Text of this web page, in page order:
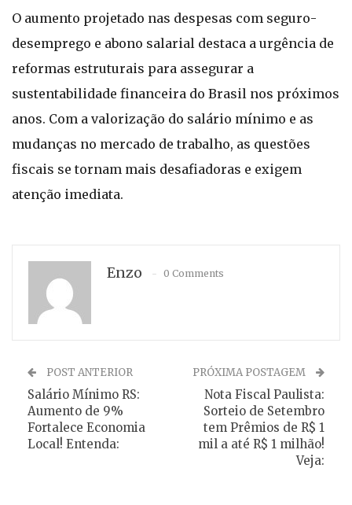
O aumento projetado nas despesas com seguro-
desemprego e abono salarial destaca a urgência de
reformas estruturais para assegurar a
sustentabilidade financeira do Brasil nos próximos
anos. Com a valorização do salário mínimo e as
mudanças no mercado de trabalho, as questões
fiscais se tornam mais desafiadoras e exigem
atenção imediata.
Enzo 0 Comments
POST ANTERIOR
Salário Mínimo RS:
Aumento de 9%
Fortalece Economia
Local! Entenda:
PRÓXIMA POSTAGEM
Nota Fiscal Paulista:
Sorteio de Setembro
tem Prêmios de R$ 1
mil a até R$ 1 milhão!
Veja: